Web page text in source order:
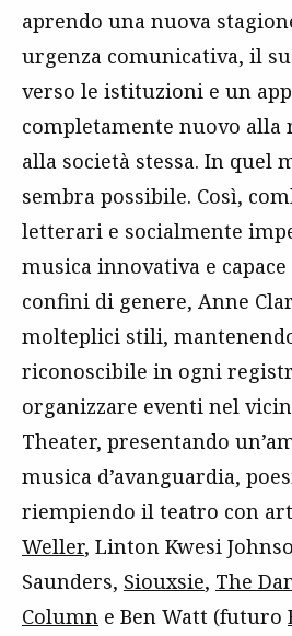
aprendo una nuova
urgenza comunicativa, il
verso le istituzioni e un
completamente nuovo alla
alla società stessa. In quel
sembra possibile. Così,
letterari e socialmente
musica innovativa e
confini di genere, Anne
molteplici stili,
riconoscibile in ogni
organizzare eventi nel
Theater, presentando
musica d’avanguardia,
riempiendo il teatro con
Weller, Linton Kwesi
Saunders, Siouxsie, The
Column e Ben Watt (futuro